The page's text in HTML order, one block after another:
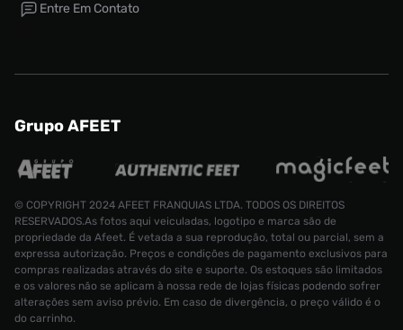
Entre Em Contato
Grupo AFEET
© COPYRIGHT 2024 AFEET FRANQUIAS LTDA. TODOS OS DIREITOS
RESERVADOS.As fotos aqui veiculadas, logotipo e marca são de
propriedade da Afeet. É vetada a sua reprodução, total ou parcial, sem a
expressa autorização. Preços e condições de pagamento exclusivos para
compras realizadas através do site e suporte. Os estoques são limitados
e os valores não se aplicam à nossa rede de lojas físicas podendo sofrer
alterações sem aviso prévio. Em caso de divergência, o preço válido é o
do carrinho.